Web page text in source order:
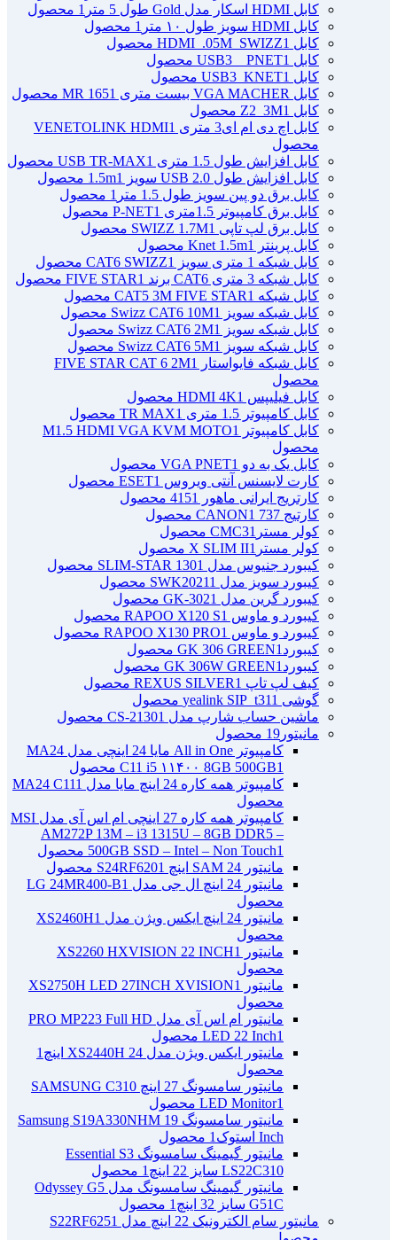
کابل HDMI اسکار مدل Gold طول 5 متر
1 محصول
کابل HDMI سویز طول ۱۰ متر
1 محصول
کابل HDMI_.05M_SWIZZ 1 محصول
کابل USB3 _ PNET 1 محصول
کابل USB3_KNET 1 محصول
کابل VGA MACHER بیست متری MR 165
1 محصول
کابل Z2_3M 1 محصول
کابل اچ دی ام ای3 متری VENETOLINK HDMI
1
محصول
کابل افزایش طول 1.5 متری USB TR-MAX
1 محصول
کابل افزایش طول USB 2.0 سویز 1.5m
1 محصول
کابل برق دو پین سویز طول 1.5 متر
1 محصول
کابل برق کامپیوتر 1.5ﻣﺘﺮی P-NET
1 محصول
کابل برق لپ تاپی SWIZZ 1.7M 1 محصول
کابل پرینتر Knet 1.5m
1 محصول
کابل شبکه 1 متری سویز CAT6 SWIZZ
1 محصول
کابل شبکه 3 متری CAT6 برند FIVE STAR
1 محصول
کابل شبکه CAT5 3M FIVE STAR 1 محصول
کابل شبکه سویز Swizz CAT6 10M
1 محصول
کابل شبکه سویز Swizz CAT6 2M
1 محصول
کابل شبکه سویز Swizz CAT6 5M
1 محصول
کابل شبکه فایواستار FIVE STAR CAT 6 2M
1
محصول
کابل فیلیپس HDMI 4K 1 محصول
کابل کامپیوتر 1.5 متری TR MAX
1 محصول
کابل کامپیوتر M1.5 HDMI VGA KVM MOTO
1
محصول
کابل یک به دو VGA PNET 1 محصول
کارت لایسنس آنتی ویروس ESET 1 محصول
کارتریج ایرانی ماهور 415
1 محصول
کارتیج 737 CANON
1 محصول
کولر مسترCMC3 1 محصول
کولر مسترX SLIM II 1 محصول
کیبورد جنیوس مدل SLIM-STAR 130 1 محصول
کیبورد سویز مدل SWK2021 1 محصول
کیبورد گرین مدل GK-302 1 محصول
کیبورد و ماوس RAPOO X120 S 1 محصول
کیبورد و ماوس RAPOO X130 PRO 1 محصول
کیبوردGK 306 GREEN 1 محصول
کیبوردGK 306W GREEN 1 محصول
کیف لپ تاپ REXUS SILVER 1 محصول
گوشی yealink SIP_t31 1 محصول
ماشین حساب شارپ مدل CS-2130 1 محصول
مانیتور 19 محصول
کامپیوتر All in One مایا 24 اینچی مدل MA24
C11 i5 ۱۱۴۰۰ 8GB 500GB1 محصول
کامپیوتر همه کاره 24 اینچ مایا مدل MA24 C11
1
محصول
کامپیوتر همه کاره 27 اینچی ام اس آی مدل MSI
AM272P 13M – i3 1315U – 8GB DDR5 –
500GB SSD – Intel – Non Touch1 محصول
مانیتور 24 SAM اینچ S24RF620
1 محصول
مانیتور 24 اینچ ال جی مدل LG 24MR400-B
1
محصول
مانیتور 24 اینچ ایکس ویژن مدل XS2460H
1
محصول
مانیتور XS2260 HXVISION 22 INCH
1
محصول
مانیتور XS2750H LED 27INCH XVISION
1
محصول
مانیتور ام اس آی مدل PRO MP223 Full HD
LED 22 Inch1 محصول
مانیتور ایکس ویژن مدل XS2440H 24 اینچ
1
محصول
مانیتور سامسونگ 27 اینچ SAMSUNG C310
LED Monitor1 محصول
مانیتور سامسونگ Samsung S19A330NHM 19
Inch استوک
1 محصول
مانیتور گیمینگ سامسونگ Essential S3
LS22C310 سایز 22 اینچ
1 محصول
مانیتور گیمینگ سامسونگ مدل Odyssey G5
G51C سایز 32 اینچ
1 محصول
مانیتور سام الکترونیک 22 اینچ مدل S22RF625
1